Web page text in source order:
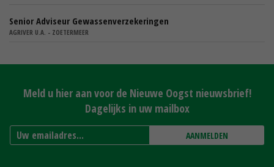
Senior Adviseur Gewassenverzekeringen
AGRIVER U.A. - ZOETERMEER
Meld u hier aan voor de Nieuwe Oogst nieuwsbrief!
Dagelijks in uw mailbox
AANMELDEN